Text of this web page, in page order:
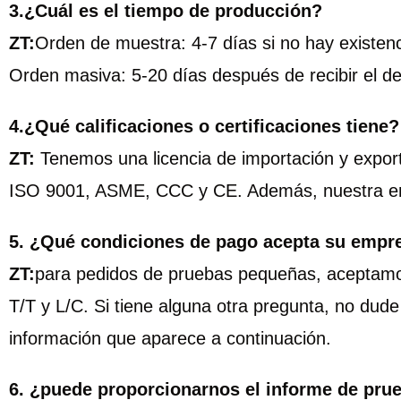
3.¿Cuál es el tiempo de producción?
ZT:Orden de muestra: 4-7 días si no hay
Orden masiva: 5-20 días después de recibir el
4.¿Qué calificaciones o certificaciones tiene?
ZT: Tenemos una licencia de importación y
ISO 9001, ASME, CCC y CE. Además, nuestra
5. ¿Qué condiciones de pago acepta su
ZT:para pedidos de pruebas pequeñas,
T/T y L/C. Si tiene alguna otra pregunta, no
información que aparece a continuación.
6. ¿puede proporcionarnos el informe de